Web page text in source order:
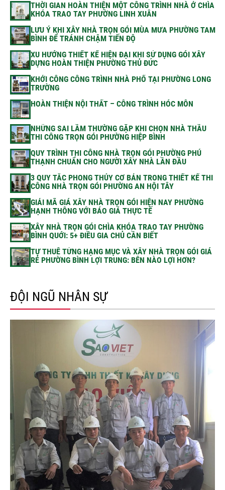
THỜI GIAN HOÀN THIỆN MỘT CÔNG TRÌNH NHÀ Ở CHÌA
KHÓA TRAO TAY PHƯỜNG LINH XUÂN
LƯU Ý KHI XÂY NHÀ TRỌN GÓI MÙA MƯA PHƯỜNG TAM
BÌNH ĐỂ TRÁNH CHẬM TIẾN ĐỘ
XU HƯỚNG THIẾT KẾ HIỆN ĐẠI KHI SỬ DỤNG GÓI XÂY
DỰNG HOÀN THIỆN PHƯỜNG THỦ ĐỨC
KHỞI CÔNG CÔNG TRÌNH NHÀ PHỐ TẠI PHƯỜNG LONG
TRƯỜNG
HOÀN THIỆN NỘI THẤT – CÔNG TRÌNH HÓC MÔN
NHỮNG SAI LẦM THƯỜNG GẶP KHI CHỌN NHÀ THẦU
THI CÔNG TRỌN GÓI PHƯỜNG HIỆP BÌNH
QUY TRÌNH THI CÔNG NHÀ TRỌN GÓI PHƯỜNG PHÚ
THẠNH CHUẨN CHO NGƯỜI XÂY NHÀ LẦN ĐẦU
3 QUY TẮC PHONG THỦY CƠ BẢN TRONG THIẾT KẾ THI
CÔNG NHÀ TRỌN GÓI PHƯỜNG AN HỘI TÂY
GIẢI MÃ GIÁ XÂY NHÀ TRỌN GÓI HIỆN NAY PHƯỜNG
HẠNH THÔNG VỚI BÁO GIÁ THỰC TẾ
XÂY NHÀ TRỌN GÓI CHÌA KHÓA TRAO TAY PHƯỜNG
BÌNH QUỚI: 5+ ĐIỀU GIA CHỦ CẦN BIẾT
TỰ THUÊ TỪNG HẠNG MỤC VÀ XÂY NHÀ TRỌN GÓI GIÁ
RẺ PHƯỜNG BÌNH LỢI TRUNG: BÊN NÀO LỢI HƠN?
ĐỘI NGŨ NHÂN SỰ